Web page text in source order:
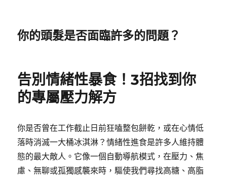
你的頭髮是否面臨許多的問題？
告別情緒性暴食！3招找到你
的專屬壓力解方
你是否曾在工作截止日前狂嗑整包餅乾，或在心情低
落時消滅一大桶冰淇淋？情緒性進食是許多人維持體
態的最大敵人。它像一個自動導航模式，在壓力、焦
慮、無聊或孤獨感襲來時，驅使我們尋找高糖、高脂